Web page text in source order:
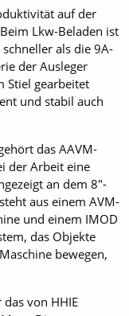
auf der
Lkw-Beladen ist
als die 9A-
der Ausleger
Stiel gearbeitet
und stabil auch
das AAVM-
der Arbeit eine
an dem 8"-
aus einem AVM-
und einem IMOD
das Objekte
bewegen,
von HHIE